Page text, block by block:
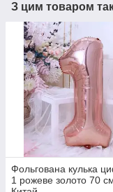
З цим товаром
Фольгована кулька
1 рожеве золото 70